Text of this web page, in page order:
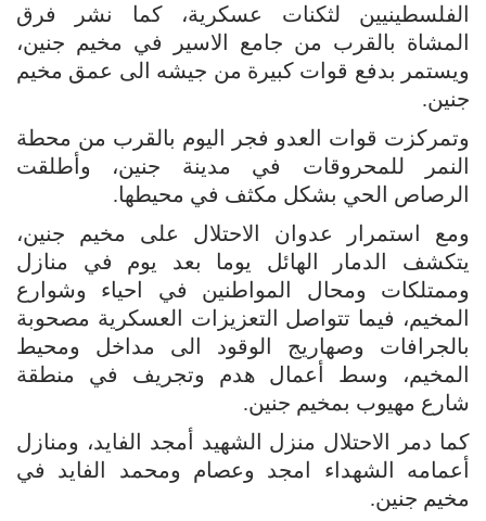
الفلسطينيين لثكنات عسكرية، كما نشر فرق
المشاة بالقرب من جامع الاسير في مخيم جنين،
ويستمر بدفع قوات كبيرة من جيشه الى عمق مخيم
جنين.
وتمركزت قوات العدو فجر اليوم بالقرب من محطة
النمر للمحروقات في مدينة جنين، وأطلقت
الرصاص الحي بشكل مكثف في محيطها.
ومع استمرار عدوان الاحتلال على مخيم جنين،
يتكشف الدمار الهائل يوما بعد يوم في منازل
وممتلكات ومحال المواطنين في احياء وشوارع
المخيم، فيما تتواصل التعزيزات العسكرية مصحوبة
بالجرافات وصهاريج الوقود الى مداخل ومحيط
المخيم، وسط أعمال هدم وتجريف في منطقة
شارع مهيوب بمخيم جنين.
كما دمر الاحتلال منزل الشهيد أمجد الفايد، ومنازل
أعمامه الشهداء امجد وعصام ومحمد الفايد في
مخيم جنين.